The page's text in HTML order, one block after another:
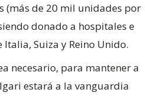
(más de 20 mil unidades por
donado a hospitales e
Suiza y Reino Unido.
necesario, para mantener a
estará a la vanguardia